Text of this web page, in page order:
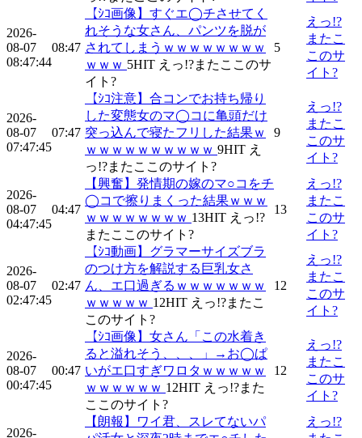
2026-
08-07
08:47:44
08:47
【ｼｺ画像】すぐエ◯チさせてく
れそうな女さん、パンツを脱が
されてしまうｗｗｗｗｗｗｗｗ
ｗｗｗ 5HIT えっ!?またここのサ
イト?
5
えっ!?
またこ
このサ
イト?
2026-
08-07
07:47:45
07:47
【ｼｺ注意】合コンでお持ち帰り
した変態女のマ◯コに亀頭だけ
突っ込んで寝たフリした結果ｗ
ｗｗｗｗｗｗｗｗｗｗ 9HIT え
っ!?またここのサイト?
9
えっ!?
またこ
このサ
イト?
2026-
08-07
04:47:45
04:47
【興奮】発情期の嫁のマ○コをチ
◯コで擦りまくった結果ｗｗｗ
ｗｗｗｗｗｗｗｗ 13HIT えっ!?
またここのサイト?
13
えっ!?
またこ
このサ
イト?
2026-
08-07
02:47:45
02:47
【ｼｺ動画】グラマーサイズブラ
のつけ方を解説する巨乳女さ
ん、エ口過ぎるｗｗｗｗｗｗｗ
ｗｗｗｗｗ 12HIT えっ!?またこ
このサイト?
12
えっ!?
またこ
このサ
イト?
2026-
08-07
00:47:45
00:47
【ｼｺ画像】女さん「この水着き
ると溢れそう、、、」→お◯ぱ
いがエ口すぎワロタｗｗｗｗｗ
ｗｗｗｗｗｗ 12HIT えっ!?また
ここのサイト?
12
えっ!?
またこ
このサ
イト?
2026-
【朗報】ワイ君、スレてないパ
えっ!?